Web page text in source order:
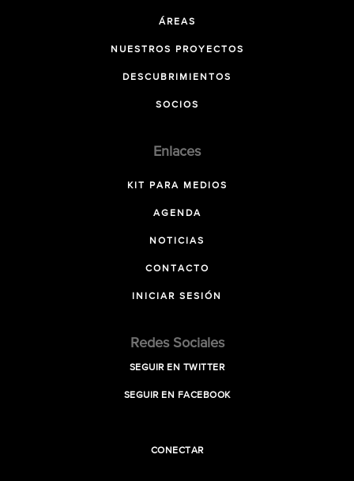
ÁREAS
NUESTROS PROYECTOS
DESCUBRIMIENTOS
SOCIOS
Enlaces
KIT PARA MEDIOS
AGENDA
NOTICIAS
CONTACTO
INICIAR SESIÓN
Redes Sociales
SEGUIR EN TWITTER
SEGUIR EN FACEBOOK
CONECTAR